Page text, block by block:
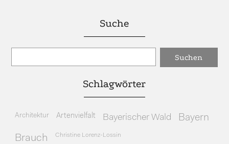
Suche
Schlagwörter
Architektur Artenvielfalt Bayerischer Wald Bayern
Brauch Christine Lorenz-Lossin